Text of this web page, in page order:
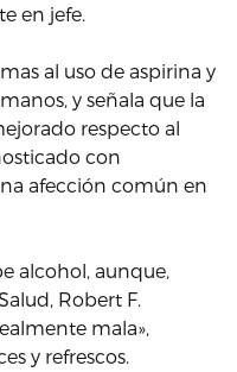
en jefe.
al uso de aspirina y
y señala que la
respecto al
con
afección común en
alcohol, aunque,
Robert F.
mala»,
y refrescos.